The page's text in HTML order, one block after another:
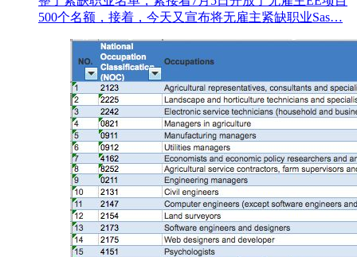
500个名额，接着，今天又宣布将无雇主紧缺职业Sas…